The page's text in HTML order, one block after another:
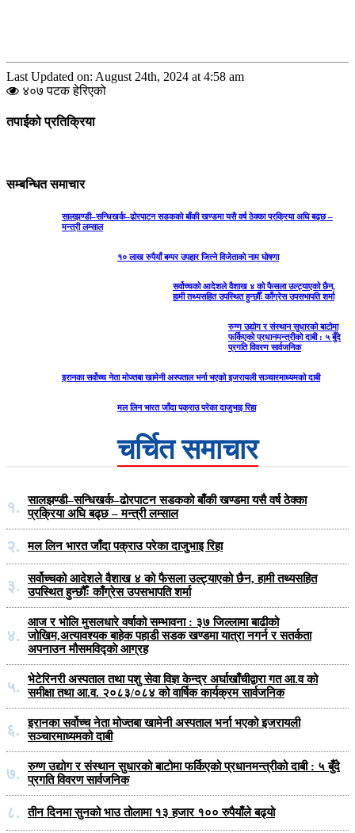
Last Updated on: August 24th, 2024 at 4:58 am
४०७ पटक हेरिएको
तपाईको प्रतिक्रिया
सम्बन्धित समाचार
सालझण्डी–सन्धिखर्क–ढोरपाटन सडकको बाँकी खण्डमा यसै वर्ष ठेक्का प्रक्रिया अघि बढ्छ –
मन्त्री लम्साल
१० लाख रुपैयाँ बम्पर उपहार जित्ने विजेताको नाम घोषणा
सर्वोच्चको आदेशले वैशाख ४ को फैसला उल्ट्याएको छैन,
हामी तथ्यसहित उपस्थित हुन्छौँः काँग्रेस उपसभापति शर्मा
रुग्ण उद्योग र संस्थान सुधारको बाटोमा
फर्किएको प्रधानमन्त्रीको दाबी : ५ बुँदे
प्रगति विवरण सार्वजनिक
इरानका सर्वोच्च नेता मोज्तबा खामेनी अस्पताल भर्ना भएको इजरायली सञ्चारमाध्यमको दाबी
मल लिन भारत जाँदा पक्राउ परेका दाजुभाइ रिहा
चर्चित समाचार
१.
सालझण्डी–सन्धिखर्क–ढोरपाटन सडकको बाँकी खण्डमा यसै वर्ष ठेक्का
प्रक्रिया अघि बढ्छ – मन्त्री लम्साल
२. मल लिन भारत जाँदा पक्राउ परेका दाजुभाइ रिहा
३.
सर्वोच्चको आदेशले वैशाख ४ को फैसला उल्ट्याएको छैन, हामी तथ्यसहित
उपस्थित हुन्छौँः काँग्रेस उपसभापति शर्मा
४.
आज र भोलि मुसलधारे वर्षाको सम्भावना : ३७ जिल्लामा बाढीको
जोखिम,अत्यावश्यक बाहेक पहाडी सडक खण्डमा यात्रा नगर्न र सतर्कता
अपनाउन मौसमविद्काे आग्रह
५.
भेटेरिनरी अस्पताल तथा पशु सेवा विज्ञ केन्द्र अर्घाखाँचीद्वारा गत आ.व को
समीक्षा तथा आ.व. २०८३/०८४ को वार्षिक कार्यक्रम सार्वजनिक
६.
इरानका सर्वोच्च नेता मोज्तबा खामेनी अस्पताल भर्ना भएको इजरायली
सञ्चारमाध्यमको दाबी
७.
रुग्ण उद्योग र संस्थान सुधारको बाटोमा फर्किएको प्रधानमन्त्रीको दाबी : ५ बुँदे
प्रगति विवरण सार्वजनिक
८. तीन दिनमा सुनको भाउ तोलामा १३ हजार १०० रुपैयाँले बढ्यो